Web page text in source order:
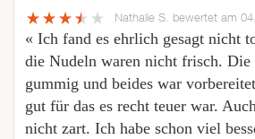
Nathalie S. bewertet am
« Ich fand es ehrlich gesagt nicht
die Nudeln waren nicht frisch. Die
gummig und beides war
gut für das es recht teuer war.
nicht zart. Ich habe schon viel